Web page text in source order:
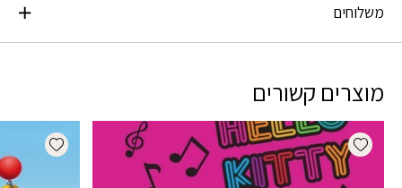
משלוחים
מוצרים קשורים
Add wishlist
wishlist